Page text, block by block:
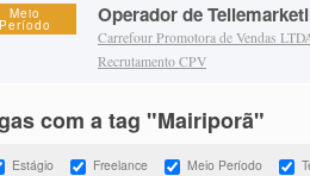
Meio
Período Operador de
Carrefour Promotora de Vendas
Recrutamento CPV
com a tag "Mairiporã"
Estágio Freelance Meio Período